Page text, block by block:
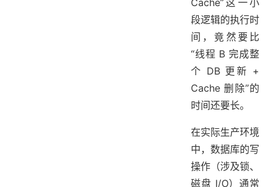
段逻辑的执行时
间，竟然要比
“线程 B 完成整
个 DB 更新 +
Cache 删除”的
时间还要长。
在实际生产环境
中，数据库的写
操作（涉及锁、
磁盘 I/O）通常